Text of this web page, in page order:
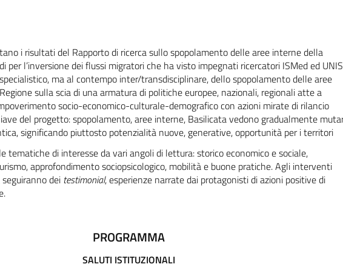
i risultati del Rapporto di ricerca sullo spopolamento delle aree interne della
per l’inversione dei flussi migratori che ha visto impegnati ricercatori ISMed ed
ma al contempo inter/transdisciplinare, dello spopolamento delle aree
sulla scia di una armatura di politiche europee, nazionali, regionali atte a
socio-economico-culturale-demografico con azioni mirate di rilancio
del progetto: spopolamento, aree interne, Basilicata vedono gradualmente
significando piuttosto potenzialità nuove, generative, opportunità per i territori
tematiche di interesse da vari angoli di lettura: storico economico e sociale,
approfondimento sociopsicologico, mobilità e buone pratiche. Agli interventi
dei testimonial, esperienze narrate dai protagonisti di azioni positive di
PROGRAMMA
SALUTI ISTITUZIONALI